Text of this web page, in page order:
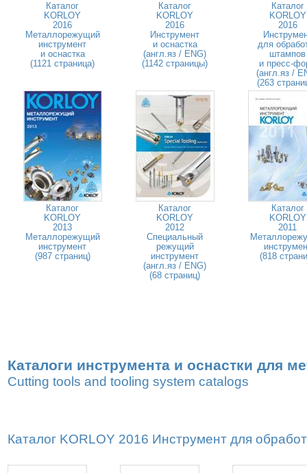
Каталог
KORLOY
2016
Металлорежущий
инструмент
и оснастка
(1121 страница)
Каталог
KORLOY
2016
Инструмент
и оснастка
(англ.яз / ENG)
(1142 страницы)
Каталог
KORLOY
2016
для
штампов
и пресс-
(англ.яз /
(263
Каталог
KORLOY
2013
Металлорежущий
инструмент
(987 страниц)
Каталог
KORLOY
2012
Специальный
режущий
инструмент
(англ.яз / ENG)
(68 страниц)
Каталог
KORLOY
2011
(818
Каталоги инструмента и оснастки для
Cutting tools and tooling system catalogs
Каталог KORLOY 2016 Инструмент для